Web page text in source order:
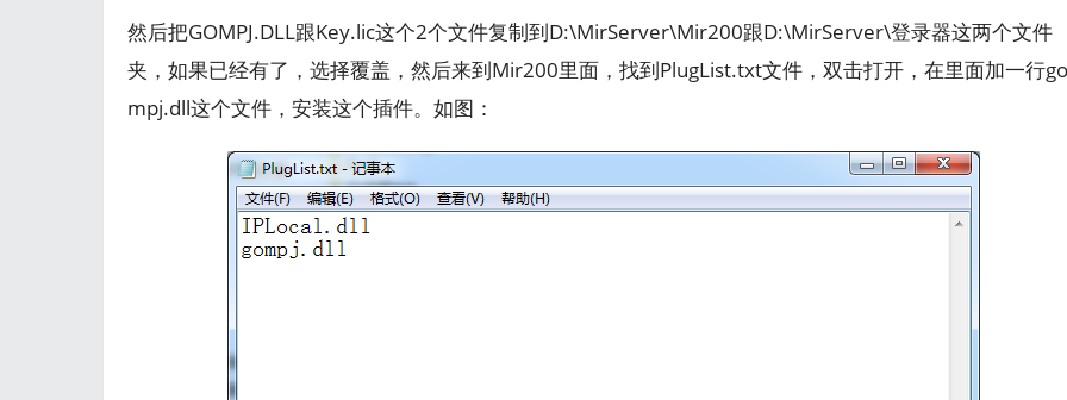
然后把GOMPJ.DLL跟Key.lic这个2个文件复制到D:\MirServer\Mir200跟D:\MirServer\登录器这两个文件
夹，如果已经有了，选择覆盖，然后来到Mir200里面，找到PlugList.txt文件，双击打开，在里面加一行go
mpj.dll这个文件，安装这个插件。如图：